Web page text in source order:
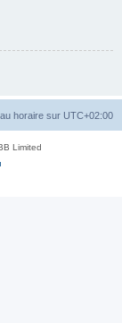
horaire sur UTC+02:00
Limited